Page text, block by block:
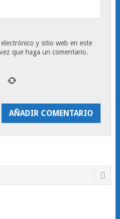
y sitio web en este
que haga un comentario.